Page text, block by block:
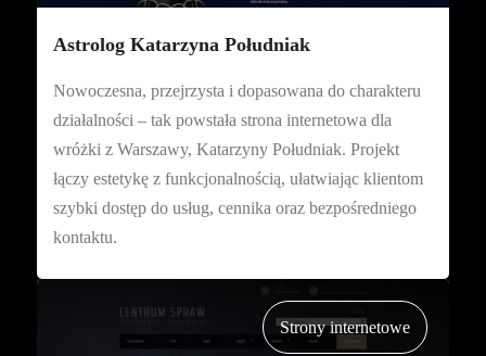
Astrolog Katarzyna Południak
Nowoczesna, przejrzysta i dopasowana do charakteru
działalności – tak powstała strona internetowa dla
wróżki z Warszawy, Katarzyny Południak. Projekt
łączy estetykę z funkcjonalnością, ułatwiając klientom
szybki dostęp do usług, cennika oraz bezpośredniego
kontaktu.
Strony internetowe